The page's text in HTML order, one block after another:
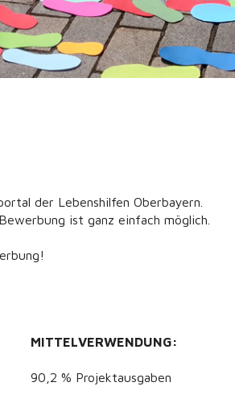
der Lebenshilfen Oberbayern.
ist ganz einfach möglich.
MITTELVERWENDUNG:
90,2 % Projektausgaben